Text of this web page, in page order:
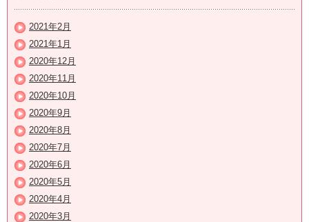
2021年2月
2021年1月
2020年12月
2020年11月
2020年10月
2020年9月
2020年8月
2020年7月
2020年6月
2020年5月
2020年4月
2020年3月